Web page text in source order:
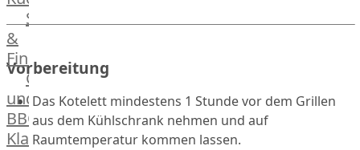
GOURMET
Manufaktur
Bratwurstsets
Toppings
Hackfleisch
Aufschnitt
Streetfood
&
Fingerfood
Grill-
und
BBQ-
Klassiker
Vorbereitung
Das Kotelett mindestens 1 Stunde vor dem Grillen
aus dem Kühlschrank nehmen und auf
Raumtemperatur kommen lassen.